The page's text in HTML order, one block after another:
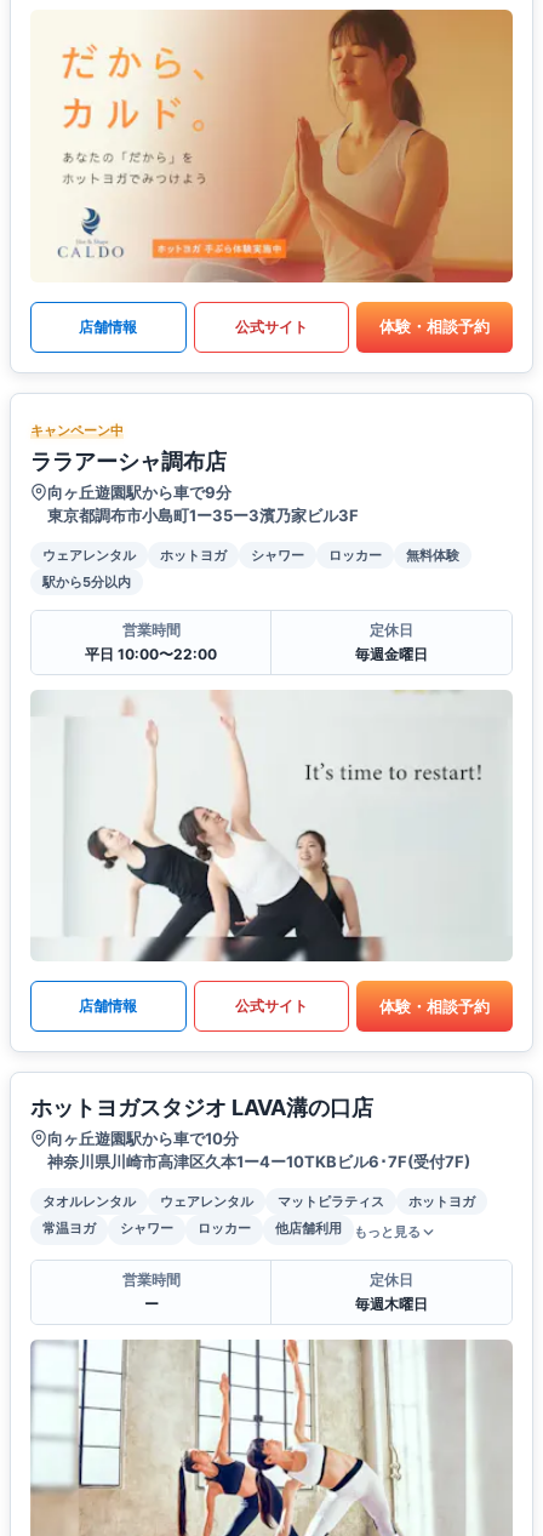
店舗情報 公式サイト 体験・相談予約
キャンペーン中
ララアーシャ調布店
向ヶ丘遊園駅から車で9分
東京都調布市小島町1ー35ー3濱乃家ビル3F
ウェアレンタル ホットヨガ シャワー ロッカー
無料体験
駅から5分以内
営業時間
平日 10:00〜22:00
定休日
毎週金曜日
店舗情報 公式サイト 体験・相談予約
ホットヨガスタジオ LAVA溝の口店
向ヶ丘遊園駅から車で10分
神奈川県川崎市高津区久本1ー4ー10TKBビル6･7F(受付7F)
タオルレンタル ウェアレンタル マットピラティス
ホットヨガ
常温ヨガ
シャワー ロッカー 他店舗利用 もっと見る
営業時間
ー
定休日
毎週木曜日